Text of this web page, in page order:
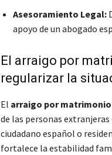
Asesoramiento Legal:
apoyo de un abogado
El arraigo por
regularizar la
El arraigo por matrimonio
de las personas
ciudadano español o
fortalece la estabilidad